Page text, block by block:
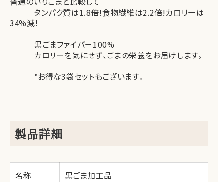
タンパク質は1.8倍!食物繊維は2.2倍!カロリーは
34%減!
黒ごまファイバー100%
カロリーを気にせず、ごまの栄養をお届けします。
*お得な3袋セットもございます。
製品詳細
名称 黒ごま加工品